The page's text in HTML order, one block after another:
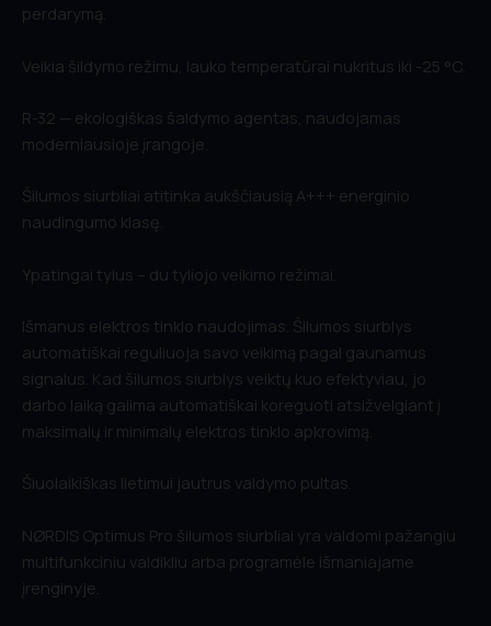
perdarymą.
Veikia šildymo režimu, lauko temperatūrai nukritus iki -25 °C.
R-32 — ekologiškas šaldymo agentas, naudojamas
moderniausioje įrangoje.
Šilumos siurbliai atitinka aukščiausią A+++ energinio
naudingumo klasę.
Ypatingai tylus – du tyliojo veikimo režimai.
Išmanus elektros tinklo naudojimas. Šilumos siurblys
automatiškai reguliuoja savo veikimą pagal gaunamus
signalus. Kad šilumos siurblys veiktų kuo efektyviau, jo
darbo laiką galima automatiškai koreguoti atsižvelgiant į
maksimalų ir minimalų elektros tinklo apkrovimą.
Šiuolaikiškas lietimui jautrus valdymo pultas.
NØRDIS Optimus Pro šilumos siurbliai yra valdomi pažangiu
multifunkciniu valdikliu arba programėle išmaniajame
įrenginyje.